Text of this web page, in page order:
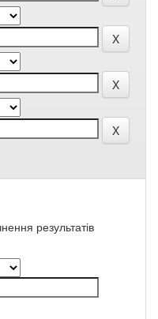
результатів